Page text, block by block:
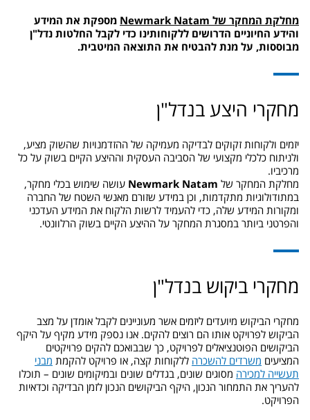
מחלקת המחקר של Newmark Natam
מספקת את המידע
והידע החיוניים הדרושים ללקוחותינו כדי לקבל החלטות נדל"ן
מבוססות, על מנת להבטיח את התוצאה המיטבית.
מחקרי היצע בנדל"ן
יזמים ולקוחות זקוקים לבדיקה מעמיקה של ההזדמנויות שהשוק מציע,
ולניתוח כלכלי מקצועי של הסביבה העסקית וההיצע הקיים בשוק על כל
מרכיביו.
מחלקת המחקר של Newmark Natam עושה שימוש בכלי מחקר,
במתודולוגיות מתקדמות, וכן במידע שזורם מאנשי השטח של החברה
ומקורות המידע שלה, כדי להעמיד לרשות הלקוח את המידע העדכני
והפרטני ביותר במסגרת המחקר על ההיצע הקיים בשוק הרלוונטי.
מחקרי ביקוש בנדל"ן
מחקרי הביקוש מיועדים ליזמים אשר מעוניינים לקבל אומדן על מצב
הביקוש לפרויקט אותו הם רוצים להקים. אנו נספק מידע מקיף על היקף
הביקושים הפוטנציאלים לפרויקט, כך שבבואכם להקים פרויקטים
המציעים משרדים להשכרה ללקוחות קצה, או פרויקט להקמת מבני
תעשייה למכירה מסוגים שונים, בגדלים שונים ובמיקומים שונים – תוכלו
להעריך את התמחור הנכון, היקף הביקושים הנכון לזמן הבדיקה וכדאיות
הפרויקט.